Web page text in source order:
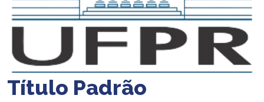
Título Padrão